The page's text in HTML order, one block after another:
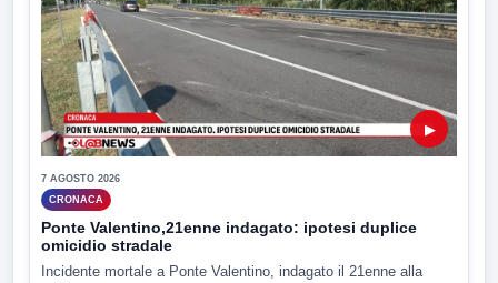
▶
7 AGOSTO 2026
CRONACA
Ponte Valentino,21enne indagato: ipotesi duplice
omicidio stradale
Incidente mortale a Ponte Valentino, indagato il 21enne alla